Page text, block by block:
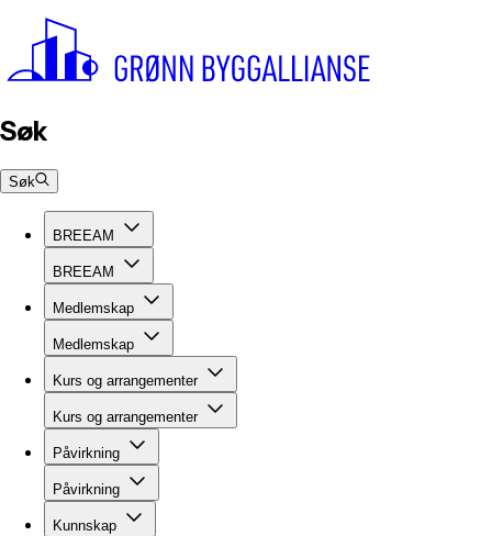
Søk
Søk
BREEAM
BREEAM
Medlemskap
Medlemskap
Kurs og arrangementer
Kurs og arrangementer
Påvirkning
Påvirkning
Kunnskap